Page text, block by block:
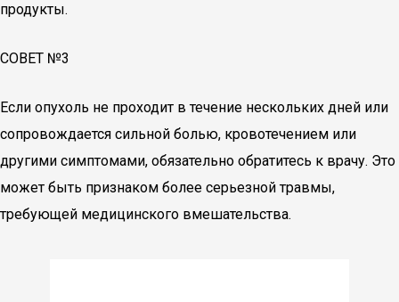
продукты.
СОВЕТ №3
Если опухоль не проходит в течение нескольких дней или
сопровождается сильной болью, кровотечением или
другими симптомами, обязательно обратитесь к врачу. Это
может быть признаком более серьезной травмы,
требующей медицинского вмешательства.